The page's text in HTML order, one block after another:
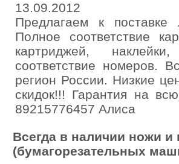
13.09.2012
Предлагаем к поставке
Полное соответствие
картриджей,
соответствие номеров.
регион России. Низкие
скидок!!! Гарантия на
89215776457 Алиса
Всегда в наличии ножи и
(бумагорезательных